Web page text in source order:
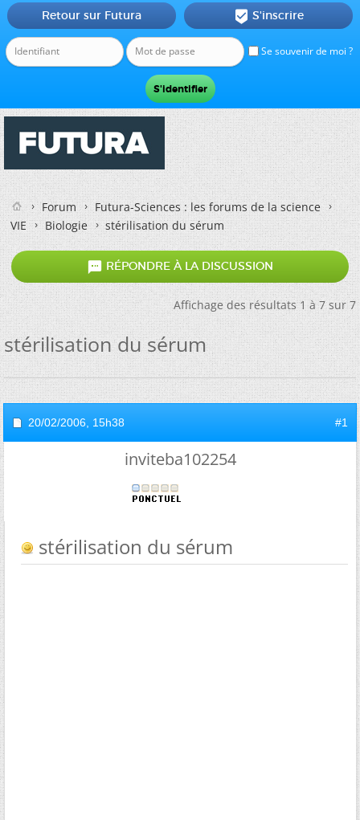
Se souvenir de moi ?
Retour sur Futura  S'inscrire
Forum
Futura-Sciences : les forums de la science
VIE
Biologie stérilisation du sérum
 RÉPONDRE À LA DISCUSSION
Affichage des résultats 1 à 7 sur 7
stérilisation du sérum
20/02/2006, 15h38 #1
inviteba102254
stérilisation du sérum